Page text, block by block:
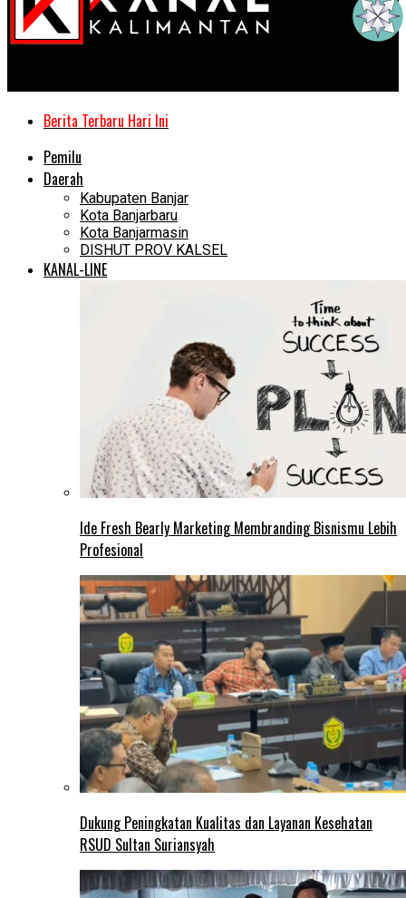
Berita Terbaru Hari Ini
Pemilu
Daerah
Kabupaten Banjar
Kota Banjarbaru
Kota Banjarmasin
DISHUT PROV KALSEL
KANAL-LINE
Ide Fresh Bearly Marketing Membranding Bisnismu Lebih
Profesional
Dukung Peningkatan Kualitas dan Layanan Kesehatan
RSUD Sultan Suriansyah